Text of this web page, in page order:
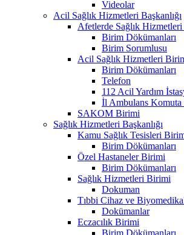
Videolar
Acil Sağlık Hizmetleri Başkanlığı
Afetlerde Sağlık
Birim Dökümanları
Birim Sorumlusu
Acil Sağlık Hizmetleri
Birim Dökümanları
Telefon
112 Acil Yardım
İl Ambulans
SAKOM Birimi
Sağlık Hizmetleri Başkanlığı
Kamu Sağlık Tesisleri
Birim Dökümanları
Özel Hastaneler Birimi
Birim Dökümanları
Sağlık Hizmetleri Birimi
Dokuman
Tıbbi Cihaz ve
Dokümanlar
Eczacılık Birimi
Birim Dökümanları